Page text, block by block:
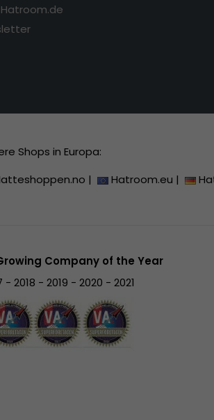
Shops in Europa:
| Hatroom.eu |
Company of the Year
- 2018 - 2019 - 2020 - 2021